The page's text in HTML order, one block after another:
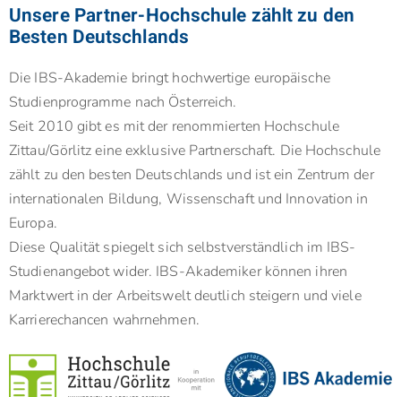
Unsere Partner-Hochschule zählt zu den
Besten Deutschlands
Die IBS-Akademie bringt hochwertige europäische
Studienprogramme nach Österreich.
Seit 2010 gibt es mit der renommierten Hochschule
Zittau/Görlitz eine exklusive Partnerschaft. Die Hochschule
zählt zu den besten Deutschlands und ist ein Zentrum der
internationalen Bildung, Wissenschaft und Innovation in
Europa.
Diese Qualität spiegelt sich selbstverständlich im IBS-
Studienangebot wider. IBS-Akademiker können ihren
Marktwert in der Arbeitswelt deutlich steigern und viele
Karrierechancen wahrnehmen.